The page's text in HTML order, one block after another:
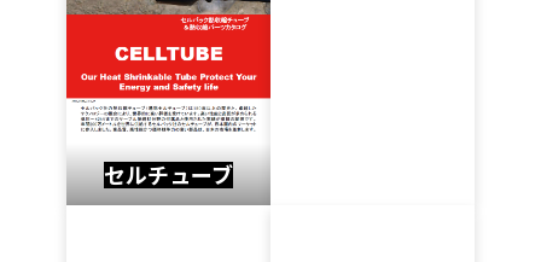
セルチューブ